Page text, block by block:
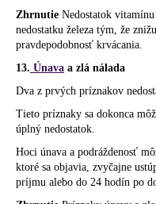
Zhrnutie Nedostatok
nedostatku železa tým, že
pravdepodobnosť krvácania.
13. Únava a zlá nálada
Dva z prvých príznakov
Tieto príznaky sa dokonca
úplný nedostatok.
Hoci únava a podráždenosť
ktoré sa objavia, zvyčajne
príjmu alebo do 24 hodín po